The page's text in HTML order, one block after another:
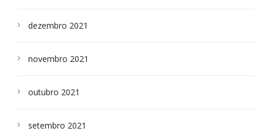
dezembro 2021
novembro 2021
outubro 2021
setembro 2021